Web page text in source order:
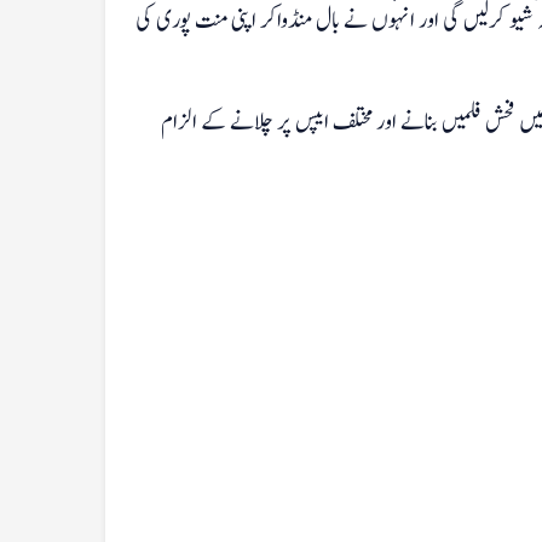
کرلیں گی اور انہوں نے بال منڈواکر اپنی منت پوری کی
فحش فلمیں بنانے اور مختلف ایپس پر چلانے کے الزام